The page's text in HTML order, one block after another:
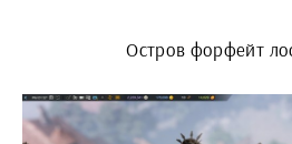
Остров форфейт